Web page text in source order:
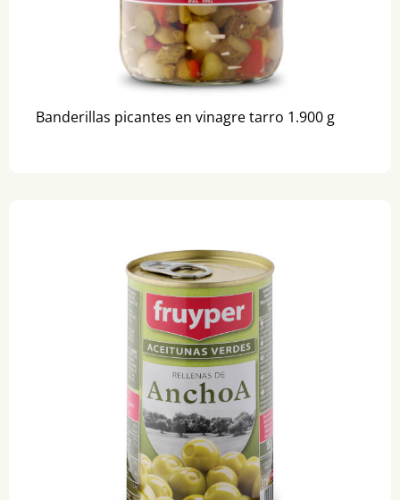
Banderillas picantes en vinagre tarro 1.900 g